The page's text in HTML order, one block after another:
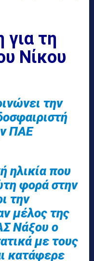
για τη
Νίκου
την
ΠΑΕ
ηλικία που
φορά στην
την
μέλος της
Νάξου ο
με τους
κατάφερε